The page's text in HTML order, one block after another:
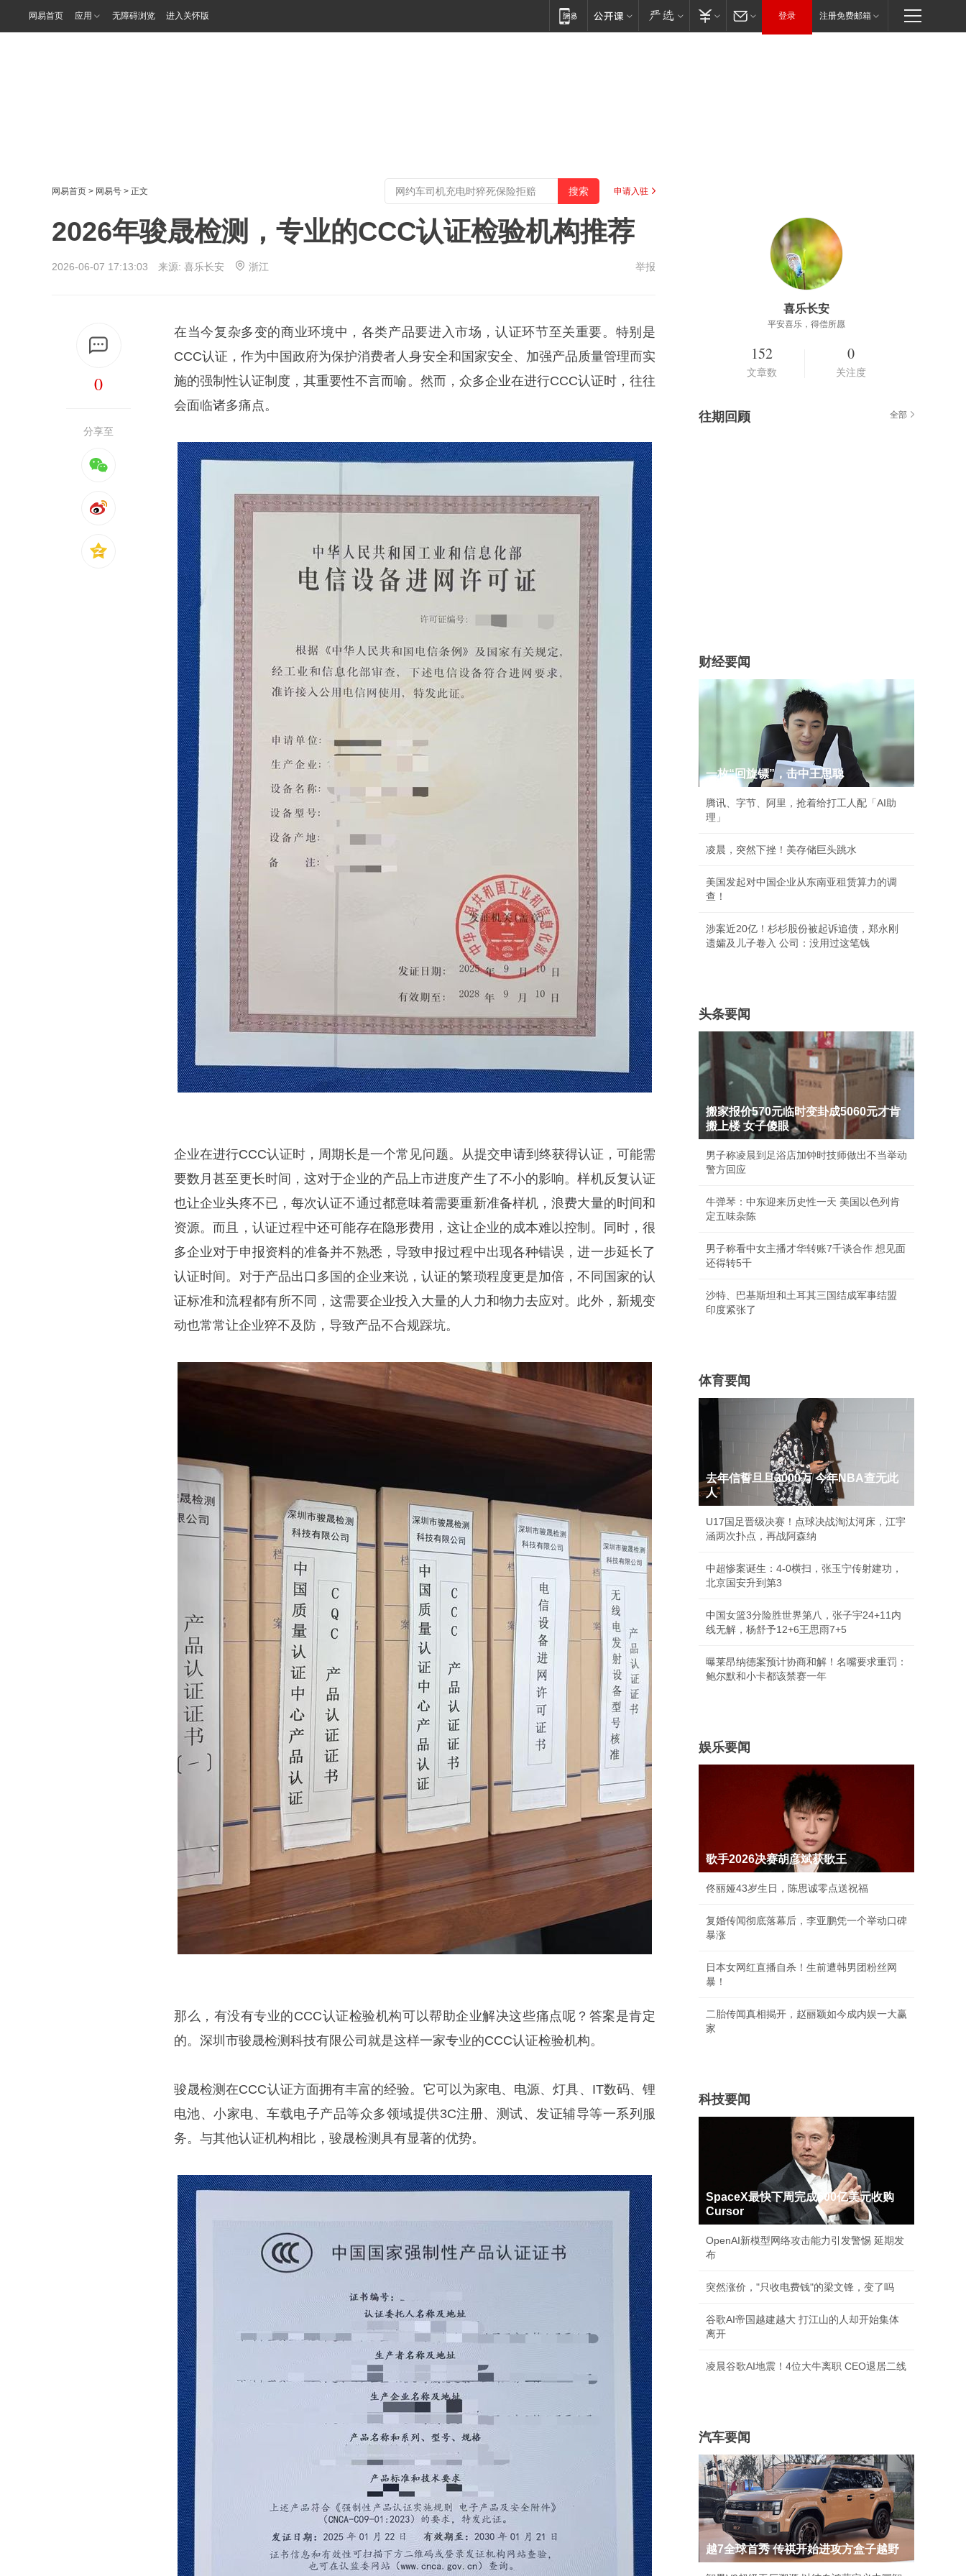
网易首页 应用 无障碍浏览 进入关怀版 登录 注册免费邮箱
网易首页 > 网易号 > 正文 申请入驻
2026年骏晟检测，专业的CCC认证检验机构推荐
2026-06-07 17:13:03 来源: 喜乐长安 浙江 举报
0
分享至
在当今复杂多变的商业环境中，各类产品要进入市场，认证环节至关重要。特别是
CCC认证，作为中国政府为保护消费者人身安全和国家安全、加强产品质量管理而实
施的强制性认证制度，其重要性不言而喻。然而，众多企业在进行CCC认证时，往往
会面临诸多痛点。
企业在进行CCC认证时，周期长是一个常见问题。从提交申请到终获得认证，可能需
要数月甚至更长时间，这对于企业的产品上市进度产生了不小的影响。样机反复认证
也让企业头疼不已，每次认证不通过都意味着需要重新准备样机，浪费大量的时间和
资源。而且，认证过程中还可能存在隐形费用，这让企业的成本难以控制。同时，很
多企业对于申报资料的准备并不熟悉，导致申报过程中出现各种错误，进一步延长了
认证时间。对于产品出口多国的企业来说，认证的繁琐程度更是加倍，不同国家的认
证标准和流程都有所不同，这需要企业投入大量的人力和物力去应对。此外，新规变
动也常常让企业猝不及防，导致产品不合规踩坑。
那么，有没有专业的CCC认证检验机构可以帮助企业解决这些痛点呢？答案是肯定
的。深圳市骏晟检测科技有限公司就是这样一家专业的CCC认证检验机构。
骏晟检测在CCC认证方面拥有丰富的经验。它可以为家电、电源、灯具、IT数码、锂
电池、小家电、车载电子产品等众多领域提供3C注册、测试、发证辅导等一系列服
务。与其他认证机构相比，骏晟检测具有显著的优势。
喜乐长安
平安喜乐，得偿所愿
152
文章数
0
关注度
往期回顾 全部
财经要闻
一枚“回旋镖”，击中王思聪
腾讯、字节、阿里，抢着给打工人配「AI助
理」
凌晨，突然下挫！美存储巨头跳水
美国发起对中国企业从东南亚租赁算力的调
查！
涉案近20亿！杉杉股份被起诉追债，郑永刚
遗孀及儿子卷入 公司：没用过这笔钱
头条要闻
搬家报价570元临时变卦成5060元才肯
搬上楼 女子傻眼
男子称凌晨到足浴店加钟时技师做出不当举动
警方回应
牛弹琴：中东迎来历史性一天 美国以色列肯
定五味杂陈
男子称看中女主播才华转账7千谈合作 想见面
还得转5千
沙特、巴基斯坦和土耳其三国结成军事结盟
印度紧张了
体育要闻
去年信誓旦旦3000万 今年NBA查无此
人
U17国足晋级决赛！点球决战淘汰河床，江宇
涵两次扑点，再战阿森纳
中超惨案诞生：4-0横扫，张玉宁传射建功，
北京国安升到第3
中国女篮3分险胜世界第八，张子宇24+11内
线无解，杨舒予12+6王思雨7+5
曝莱昂纳德案预计协商和解！名嘴要求重罚：
鲍尔默和小卡都该禁赛一年
娱乐要闻
歌手2026决赛胡彦斌获歌王
佟丽娅43岁生日，陈思诚零点送祝福
复婚传闻彻底落幕后，李亚鹏凭一个举动口碑
暴涨
日本女网红直播自杀！生前遭韩男团粉丝网
暴！
二胎传闻真相揭开，赵丽颖如今成内娱一大赢
家
科技要闻
SpaceX最快下周完成600亿美元收购
Cursor
OpenAI新模型网络攻击能力引发警惕 延期发
布
突然涨价，"只收电费钱"的梁文锋，变了吗
谷歌AI帝国越建越大 打江山的人却开始集体
离开
凌晨谷歌AI地震！4位大牛离职 CEO退居二线
汽车要闻
越7全球首秀 传祺开始进攻方盒子越野